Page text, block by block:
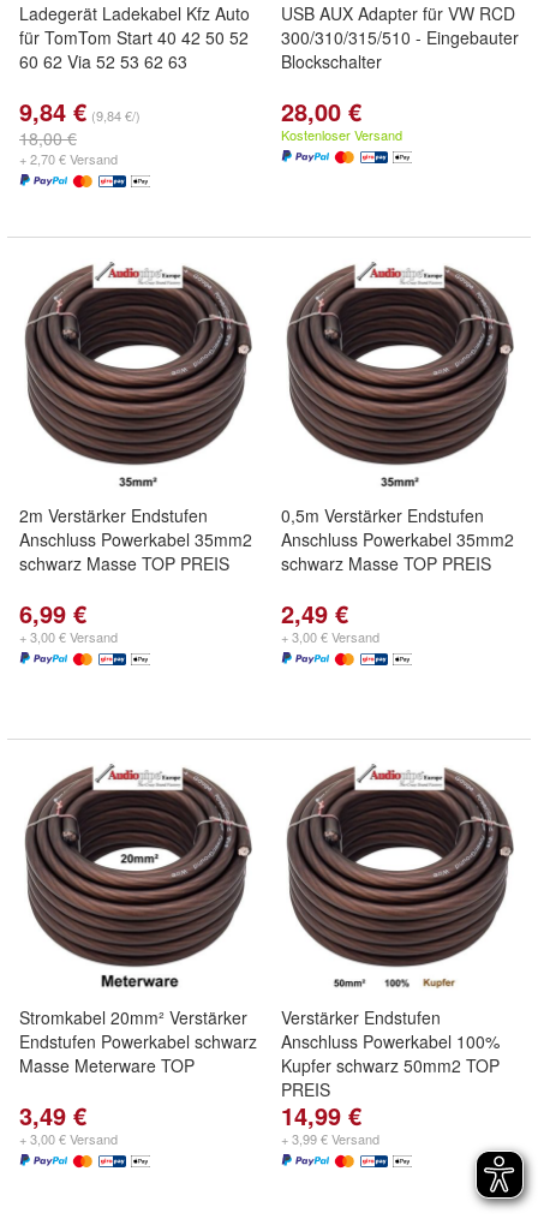
Ladegerät Ladekabel Kfz Auto
für TomTom Start 40 42 50 52
60 62 Via 52 53 62 63
9,84 € (9,84 €/)
18,00 €
+ 2,70 € Versand
USB AUX Adapter für VW RCD
300/310/315/510 - Eingebauter
Blockschalter
28,00 €
Kostenloser Versand
2m Verstärker Endstufen
Anschluss Powerkabel 35mm2
schwarz Masse TOP PREIS
6,99 €
+ 3,00 € Versand
0,5m Verstärker Endstufen
Anschluss Powerkabel 35mm2
schwarz Masse TOP PREIS
2,49 €
+ 3,00 € Versand
Stromkabel 20mm² Verstärker
Endstufen Powerkabel schwarz
Masse Meterware TOP
3,49 €
+ 3,00 € Versand
Verstärker Endstufen
Anschluss Powerkabel 100%
Kupfer schwarz 50mm2 TOP
PREIS
14,99 €
+ 3,99 € Versand